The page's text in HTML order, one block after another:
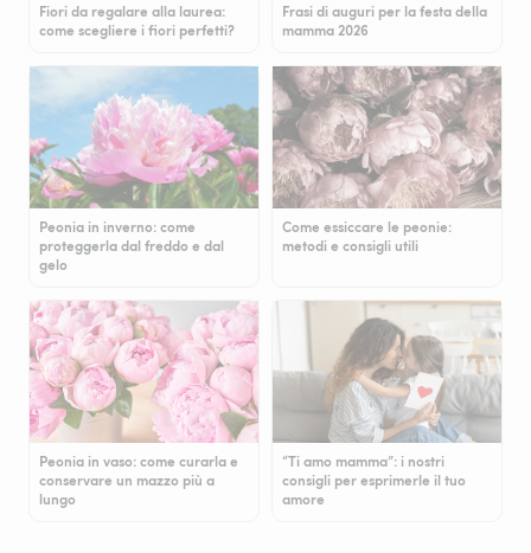
Fiori da regalare alla laurea:
come scegliere i fiori perfetti?
Frasi di auguri per la festa della
mamma 2026
Peonia in inverno: come
proteggerla dal freddo e dal
gelo
Come essiccare le peonie:
metodi e consigli utili
Peonia in vaso: come curarla e
conservare un mazzo più a
lungo
“Ti amo mamma”: i nostri
consigli per esprimerle il tuo
amore